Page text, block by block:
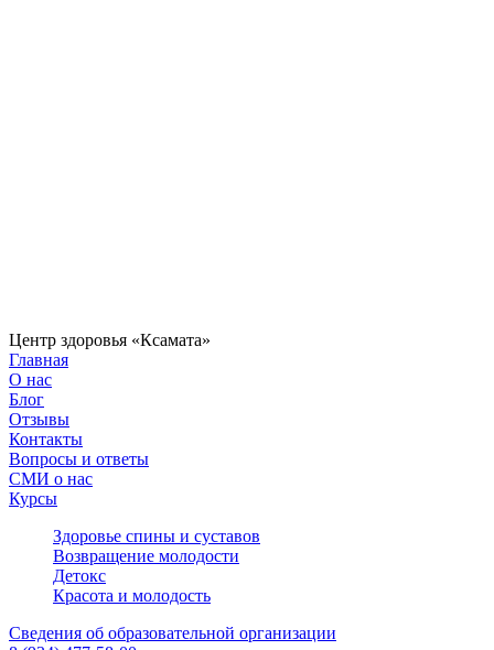
Центр здоровья «Ксамата»
Главная
О нас
Блог
Отзывы
Контакты
Вопросы и ответы
СМИ о нас
Курсы
Здоровье спины и суставов
Возвращение молодости
Детокс
Красота и молодость
Сведения об образовательной организации